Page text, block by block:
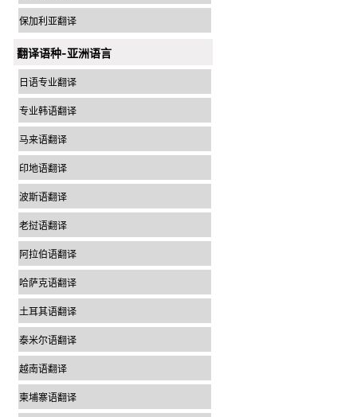
保加利亚翻译
翻译语种-亚洲语言
日语专业翻译
专业韩语翻译
马来语翻译
印地语翻译
波斯语翻译
老挝语翻译
阿拉伯语翻译
哈萨克语翻译
土耳其语翻译
泰米尔语翻译
越南语翻译
柬埔寨语翻译